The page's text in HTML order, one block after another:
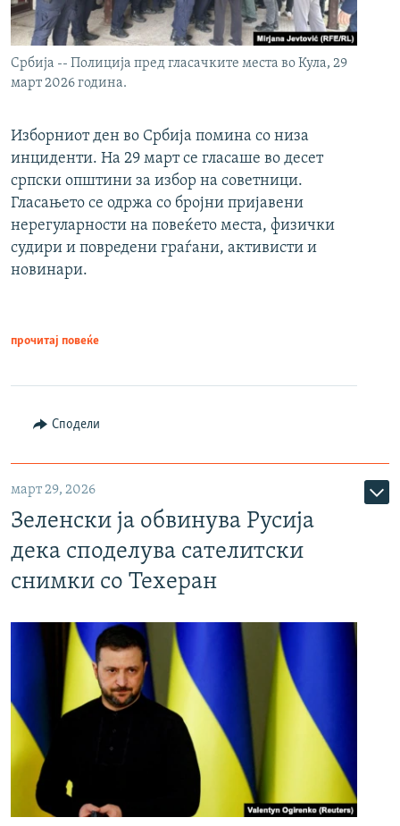
Србија -- Полиција пред гласачките места во Кула, 29
март 2026 година.
Изборниот ден во Србија помина со низа
инциденти. На 29 март се гласаше во десет
српски општини за избор на советници.
Гласањето се одржа со бројни пријавени
нерегуларности на повеќето места, физички
судири и повредени граѓани, активисти и
новинари.
прочитај повеќе
Сподели
март 29, 2026
Зеленски ја обвинува Русија
дека споделува сателитски
снимки со Техеран